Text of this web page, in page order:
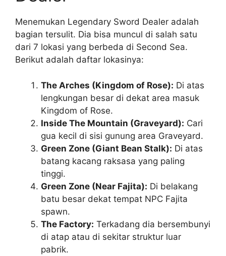
Menemukan Legendary Sword Dealer adalah
bagian tersulit. Dia bisa muncul di salah satu
dari 7 lokasi yang berbeda di Second Sea.
Berikut adalah daftar lokasinya:
The Arches (Kingdom of Rose): Di atas
lengkungan besar di dekat area masuk
Kingdom of Rose.
Inside The Mountain (Graveyard): Cari
gua kecil di sisi gunung area Graveyard.
Green Zone (Giant Bean Stalk): Di atas
batang kacang raksasa yang paling
tinggi.
Green Zone (Near Fajita): Di belakang
batu besar dekat tempat NPC Fajita
spawn.
The Factory: Terkadang dia bersembunyi
di atap atau di sekitar struktur luar
pabrik.